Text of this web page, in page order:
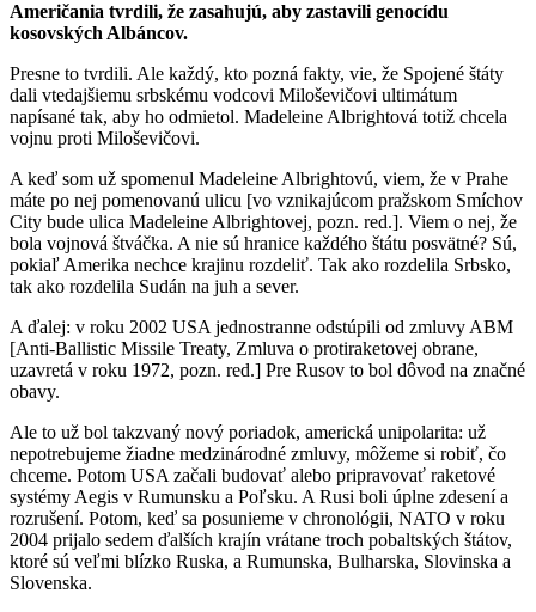
Američania tvrdili, že zasahujú, aby zastavili genocídu
kosovských Albáncov.
Presne to tvrdili. Ale každý, kto pozná fakty, vie, že Spojené štáty
dali vtedajšiemu srbskému vodcovi Miloševičovi ultimátum
napísané tak, aby ho odmietol. Madeleine Albrightová totiž chcela
vojnu proti Miloševičovi.
A keď som už spomenul Madeleine Albrightovú, viem, že v Prahe
máte po nej pomenovanú ulicu [vo vznikajúcom pražskom Smíchov
City bude ulica Madeleine Albrightovej, pozn. red.]. Viem o nej, že
bola vojnová štváčka. A nie sú hranice každého štátu posvätné? Sú,
pokiaľ Amerika nechce krajinu rozdeliť. Tak ako rozdelila Srbsko,
tak ako rozdelila Sudán na juh a sever.
A ďalej: v roku 2002 USA jednostranne odstúpili od zmluvy ABM
[Anti-Ballistic Missile Treaty, Zmluva o protiraketovej obrane,
uzavretá v roku 1972, pozn. red.] Pre Rusov to bol dôvod na značné
obavy.
Ale to už bol takzvaný nový poriadok, americká unipolarita: už
nepotrebujeme žiadne medzinárodné zmluvy, môžeme si robiť, čo
chceme. Potom USA začali budovať alebo pripravovať raketové
systémy Aegis v Rumunsku a Poľsku. A Rusi boli úplne zdesení a
rozrušení. Potom, keď sa posunieme v chronológii, NATO v roku
2004 prijalo sedem ďalších krajín vrátane troch pobaltských štátov,
ktoré sú veľmi blízko Ruska, a Rumunska, Bulharska, Slovinska a
Slovenska.